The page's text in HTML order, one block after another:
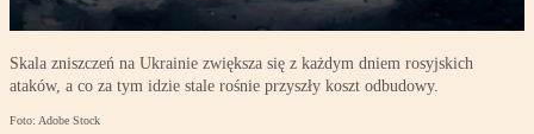
Skala zniszczeń na Ukrainie zwiększa się z każdym dniem rosyjskich
ataków, a co za tym idzie stale rośnie przyszły koszt odbudowy.
Foto: Adobe Stock